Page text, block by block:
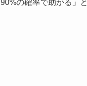
の確率で助かる」